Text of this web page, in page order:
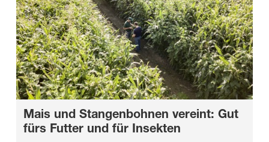
Mais und Stangenbohnen vereint: Gut
fürs Futter und für Insekten